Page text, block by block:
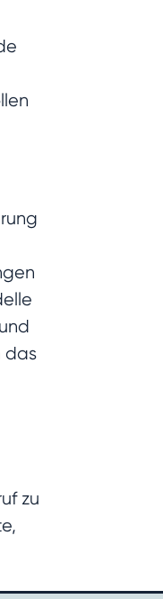
das
zu